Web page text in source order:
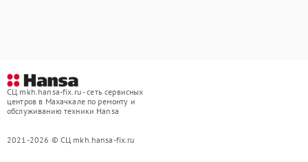
СЦ mkh.hansa-fix.ru - сеть сервисных
центров в Махачкале по ремонту и
обслуживанию техники Hansa
2021-2026 © СЦ mkh.hansa-fix.ru